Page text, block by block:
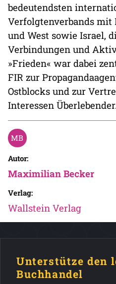
bedeutendsten
Verfolgtenverbands mit
und West sowie Israel,
Verbindungen und
»Frieden« war dabei
FIR zur
Ostblocks und zur
Interessen
Autor:
Maximilian Becker
Verlag:
Wallstein Verlag
Unterstütze den
Buchhandel